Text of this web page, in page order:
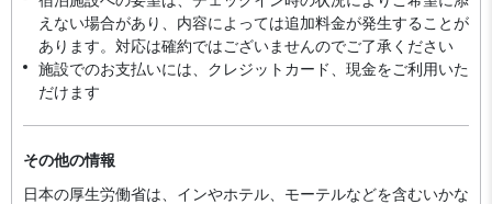
えない場合があり、内容によっては追加料金が発生することが
あります。対応は確約ではございませんのでご了承ください
施設でのお支払いには、クレジットカード、現金をご利用いた
だけます
その他の情報
日本の厚生労働省は、インやホテル、モーテルなどを含むいかな